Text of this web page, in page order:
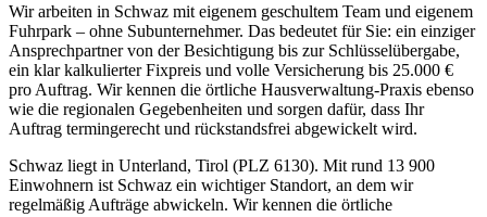
Wir arbeiten in Schwaz mit eigenem geschultem Team und eigenem
Fuhrpark – ohne Subunternehmer. Das bedeutet für Sie: ein einziger
Ansprechpartner von der Besichtigung bis zur Schlüsselübergabe,
ein klar kalkulierter Fixpreis und volle Versicherung bis 25.000 €
pro Auftrag. Wir kennen die örtliche Hausverwaltung-Praxis ebenso
wie die regionalen Gegebenheiten und sorgen dafür, dass Ihr
Auftrag termingerecht und rückstandsfrei abgewickelt wird.
Schwaz liegt in Unterland, Tirol (PLZ 6130). Mit rund 13 900
Einwohnern ist Schwaz ein wichtiger Standort, an dem wir
regelmäßig Aufträge abwickeln. Wir kennen die örtliche